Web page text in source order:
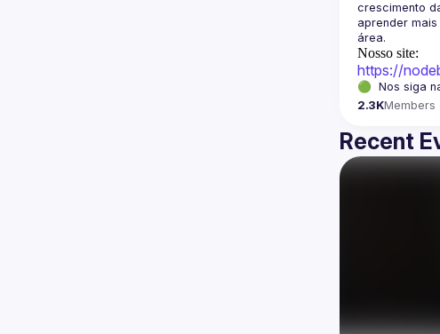
crescimento
aprender
Nosso site:
https://
🟢  Nos siga
2.3KMembers
Recent